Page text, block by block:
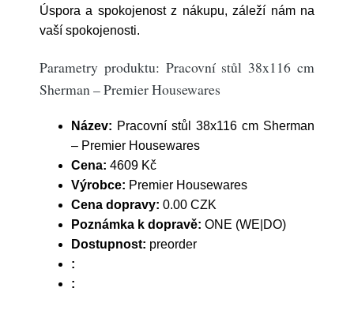
Úspora a spokojenost z nákupu, záleží nám na
vaší spokojenosti.
Parametry produktu: Pracovní stůl 38x116 cm
Sherman – Premier Housewares
Název: Pracovní stůl 38x116 cm Sherman
– Premier Housewares
Cena: 4609 Kč
Výrobce: Premier Housewares
Cena dopravy: 0.00 CZK
Poznámka k dopravě: ONE (WE|DO)
Dostupnost: preorder
:
: